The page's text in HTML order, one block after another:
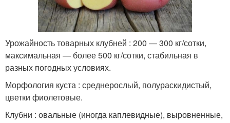
Урожайность товарных клубней : 200 — 300 кг/сотки,
максимальная — более 500 кг/сотки, стабильная в
разных погодных условиях.
Морфология куста : среднерослый, полураскидистый,
цветки фиолетовые.
Клубни : овальные (иногда каплевидные), выровненные,